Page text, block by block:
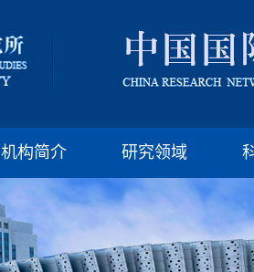
机构简介 研究领域
版权所有：山东
邮编:250100 电话